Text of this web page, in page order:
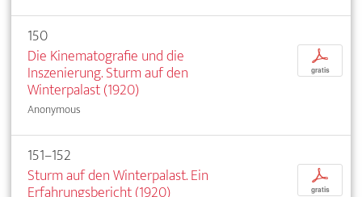
150
Die Kinematografie und die
Inszenierung. Sturm auf den
Winterpalast (1920)
Anonymous
p
gratis
151–152
Sturm auf den Winterpalast. Ein
p
gratis